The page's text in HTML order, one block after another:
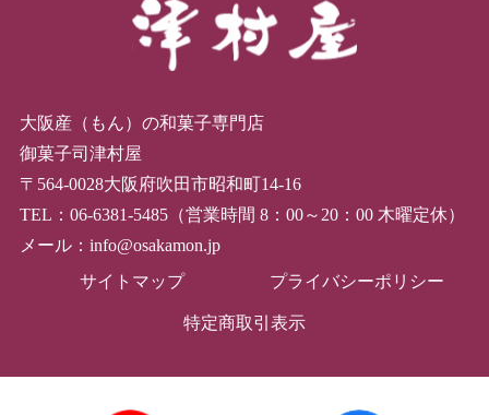
大阪産（もん）の和菓子専門店
御菓子司津村屋
〒564-0028大阪府吹田市昭和町14-16
TEL：06-6381-5485（営業時間 8：00～20：00 木曜定休）
メール：info@osakamon.jp
サイトマップ
プライバシーポリシー
特定商取引表示